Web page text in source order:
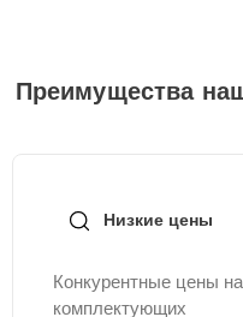
Преимущества
Низкие цены
Конкурентные цены
комплектующих